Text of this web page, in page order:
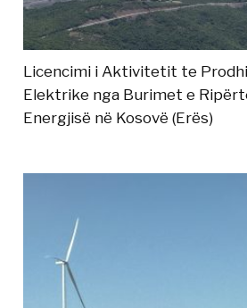
Licencimi i Aktivitetit te
Elektrike nga Burimet e
Energjisë në Kosovë (Erës)